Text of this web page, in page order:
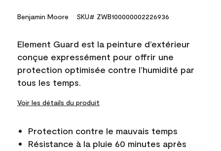
Benjamin Moore SKU# ZWB100000002226936
Element Guard est la peinture d’extérieur
conçue expressément pour offrir une
protection optimisée contre l’humidité par
tous les temps.
Voir les détails du produit
Protection contre le mauvais temps
Résistance à la pluie 60 minutes après